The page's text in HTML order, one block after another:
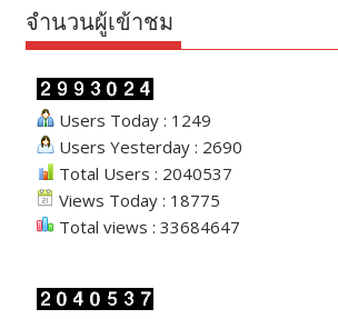
จำนวนผู้เข้าชม
Users Today : 1249
Users Yesterday : 2690
Total Users : 2040537
Views Today : 18775
Total views : 33684647